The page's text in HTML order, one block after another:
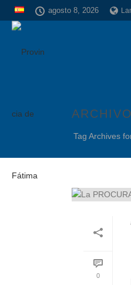
agosto 8, 2026
ARCHIVO
Tag Archives
0